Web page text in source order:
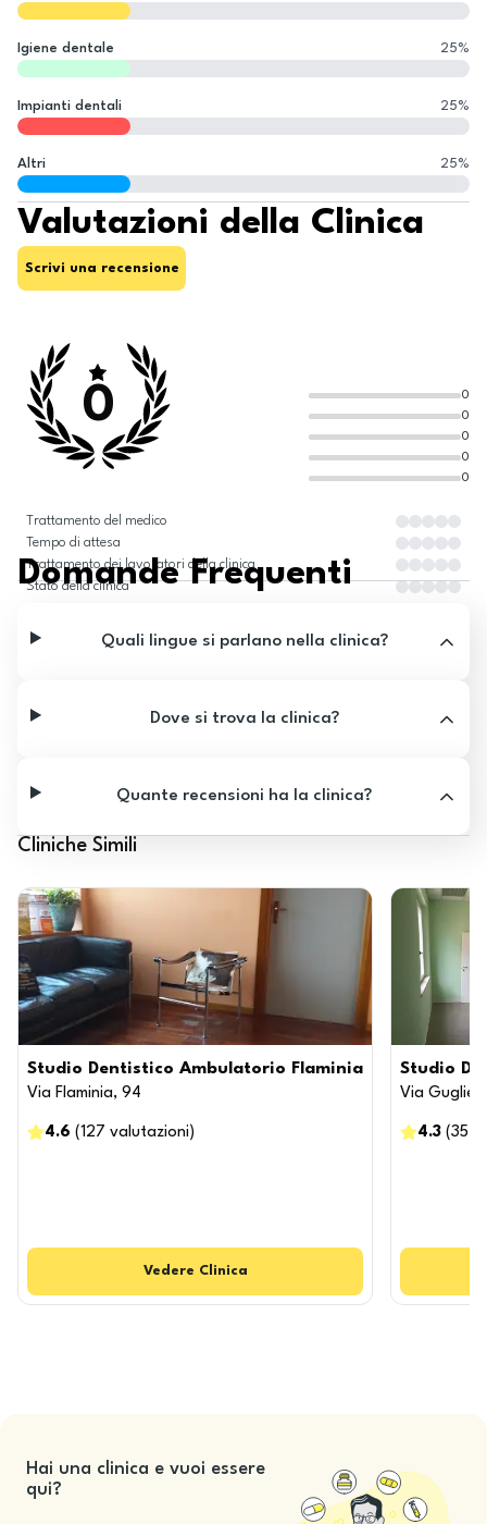
Igiene dentale 25%
Impianti dentali 25%
Altri 25%
Valutazioni della Clinica
Scrivi una recensione
0
0
0
0
0
0
Trattamento del medico
Tempo di attesa
Trattamento dei lavoratori della clinica
Stato della clinica
Domande Frequenti
Quali lingue si parlano nella clinica?
Dove si trova la clinica?
Quante recensioni ha la clinica?
Cliniche Simili
Studio Dentistico Ambulatorio Flaminia
Via Flaminia, 94
4.6 (127 valutazioni )
Vedere Clinica
Studio
Via
4.3 (35
Hai una clinica e vuoi essere
qui?